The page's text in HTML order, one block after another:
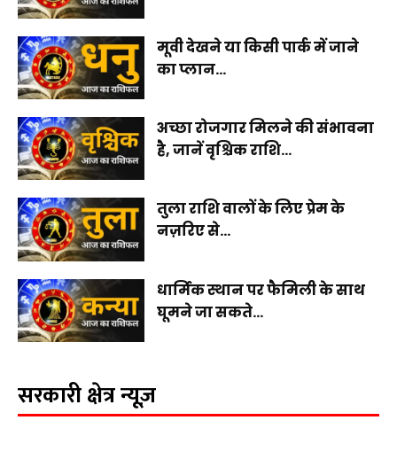
मूवी देखने या किसी पार्क में जाने
का प्लान...
अच्छा रोजगार मिलने की संभावना
है, जानें वृश्चिक राशि...
तुला राशि वालों के लिए प्रेम के
नज़रिए से...
धार्मिक स्थान पर फैमिली के साथ
घूमने जा सकते...
सरकारी क्षेत्र न्यूज़